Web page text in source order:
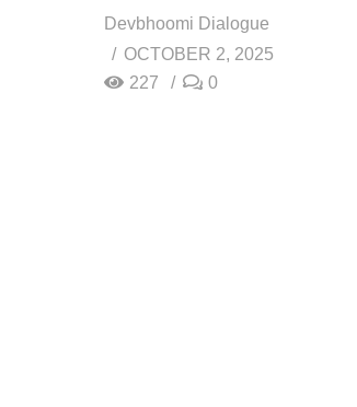
Devbhoomi Dialogue
OCTOBER 2, 2025
227
0